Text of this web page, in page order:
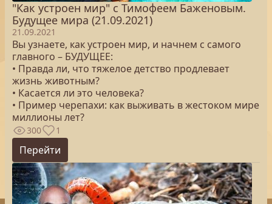
"Как устроен мир" с Тимофеем Баженовым.
Будущее мира (21.09.2021)
21.09.2021
Вы узнаете, как устроен мир, и начнем с самого
главного – БУДУЩЕЕ:
• Правда ли, что тяжелое детство продлевает
жизнь животным?
• Касается ли это человека?
• Пример черепахи: как выживать в жестоком мире
миллионы лет?
300 1
Перейти